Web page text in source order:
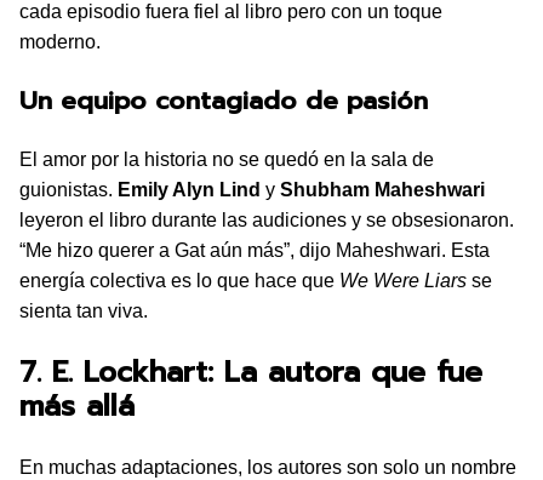
cada episodio fuera fiel al libro pero con un toque
moderno.
Un equipo contagiado de pasión
El amor por la historia no se quedó en la sala de
guionistas. Emily Alyn Lind y Shubham Maheshwari
leyeron el libro durante las audiciones y se obsesionaron.
“Me hizo querer a Gat aún más”, dijo Maheshwari. Esta
energía colectiva es lo que hace que We Were Liars se
sienta tan viva.
7. E. Lockhart: La autora que fue
más allá
En muchas adaptaciones, los autores son solo un nombre